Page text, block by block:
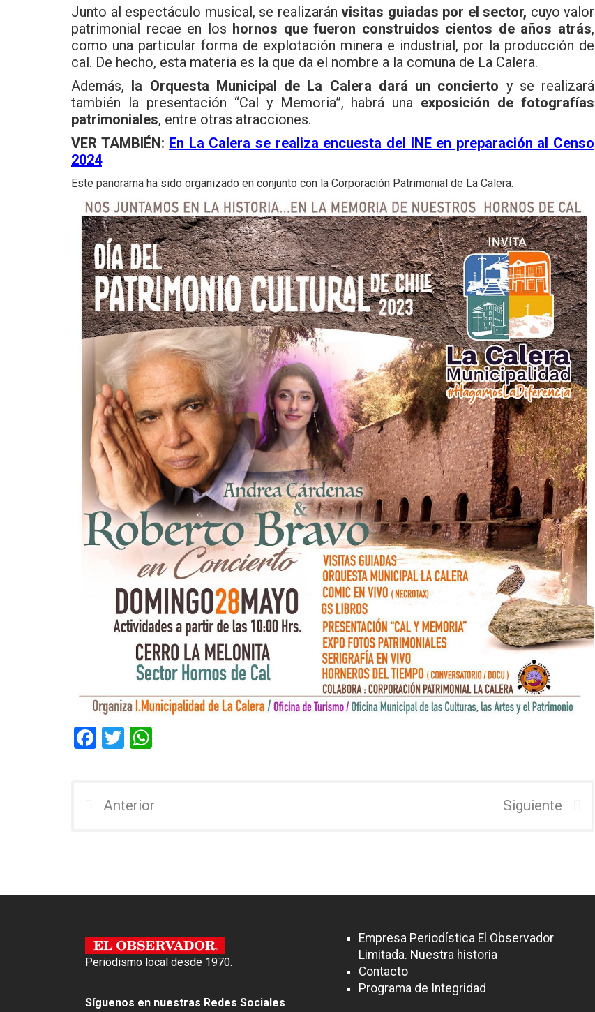
Junto al espectáculo musical, se realizarán visitas guiadas por el sector, cuyo valor
patrimonial recae en los hornos que fueron construidos cientos de años atrás,
como una particular forma de explotación minera e industrial, por la producción de
cal. De hecho, esta materia es la que da el nombre a la comuna de La Calera.
Además, la Orquesta Municipal de La Calera dará un concierto y se realizará
también la presentación “Cal y Memoria”, habrá una exposición de fotografías
patrimoniales, entre otras atracciones.
VER TAMBIÉN: En La Calera se realiza encuesta del INE en preparación al Censo
2024
Este panorama ha sido organizado en conjunto con la Corporación Patrimonial de La Calera.
F
b
T
er s
Anterior Siguiente
Periodismo local desde 1970.
Síguenos en nuestras Redes Sociales
Empresa Periodística El Observador
Limitada. Nuestra historia
Contacto
Programa de Integridad